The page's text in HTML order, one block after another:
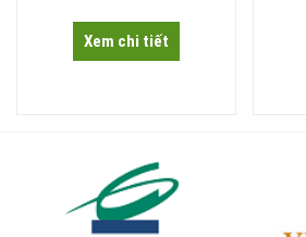
Xem chi tiết